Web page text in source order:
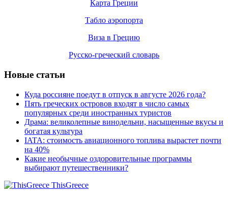
Карта Греции
Табло аэропорта
Виза в Грецию
Русско-греческий словарь
Новые статьи
Куда россияне поедут в отпуск в августе 2026 года?
Пять греческих островов входят в число самых
популярных среди иностранных туристов
Драма: великолепные винодельни, насыщенные вкусы и
богатая культура
IATA: стоимость авиационного топлива вырастет почти
на 40%
Какие необычные оздоровительные программы
выбирают путешественники?
ThisGreece